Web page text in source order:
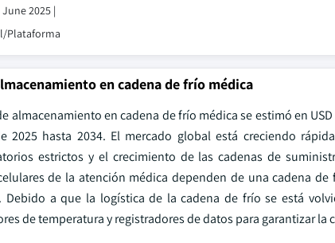
2025 |
Plataforma
en cadena de frío médica
almacenamiento en cadena de frío médica se estimó en
2025 hasta 2034. El mercado global está creciendo
estrictos y el crecimiento de las cadenas de
de la atención médica dependen de una cadena
a que la logística de la cadena de frío se está
de temperatura y registradores de datos para garantizar la